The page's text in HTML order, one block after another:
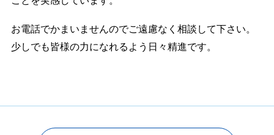
お電話でかまいませんのでご遠慮なく相談して下さい。
少しでも皆様の力になれるよう日々精進です。